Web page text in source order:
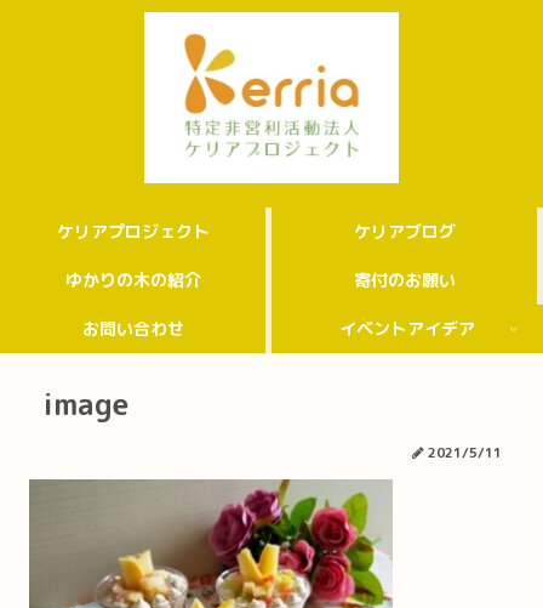
ケリアプロジェクト ケリアブログ
ゆかりの木の紹介 寄付のお願い
お問い合わせ イベントアイデア
image
2021/5/11